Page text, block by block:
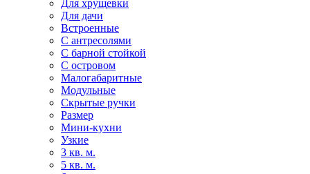
Для хрущевки
Для дачи
Встроенные
С антресолями
С барной стойкой
С островом
Малогабаритные
Модульные
Скрытые ручки
Размер
Мини-кухни
Узкие
3 кв. м.
5 кв. м.